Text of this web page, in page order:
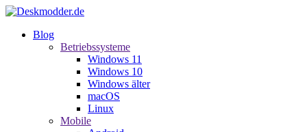
Blog
Betriebssysteme
Windows 11
Windows 10
Windows älter
macOS
Linux
Mobile